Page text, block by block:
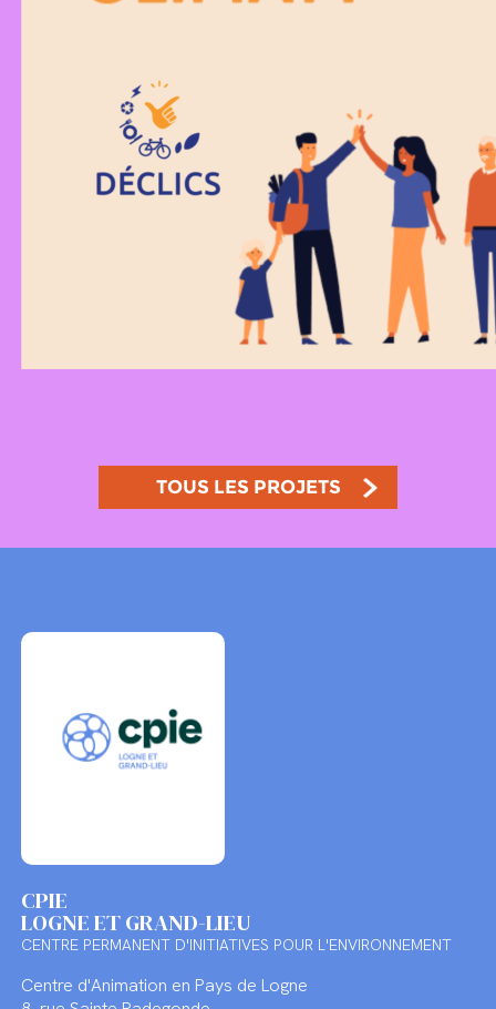
TOUS LES PROJETS
CPIE
LOGNE ET GRAND-LIEU
CENTRE PERMANENT D'INITIATIVES POUR L'ENVIRONNEMENT
Centre d'Animation en Pays de Logne